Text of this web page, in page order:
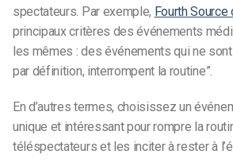
spectateurs. Par exemple, Fourth Source
principaux critères des événements
les mêmes : des événements qui ne
par définition, interrompent la routine”.
En d’autres termes, choisissez un
unique et intéressant pour rompre la
téléspectateurs et les inciter à rester à